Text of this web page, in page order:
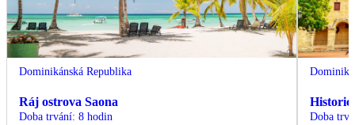
Dominikánská Republika
Ráj ostrova Saona
Doba trvání: 8 hodin Doba